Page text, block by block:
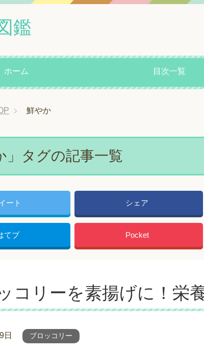
鑑
ホーム 目次一覧
鮮やか
」タグの記事一覧
ート シェア
てブ Pocket
コリーを素揚げに！栄
日 ブロッコリー